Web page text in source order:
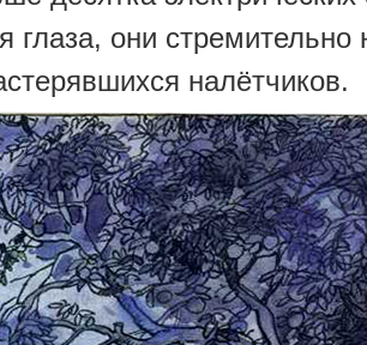
глаза, они стремительно
налётчиков.